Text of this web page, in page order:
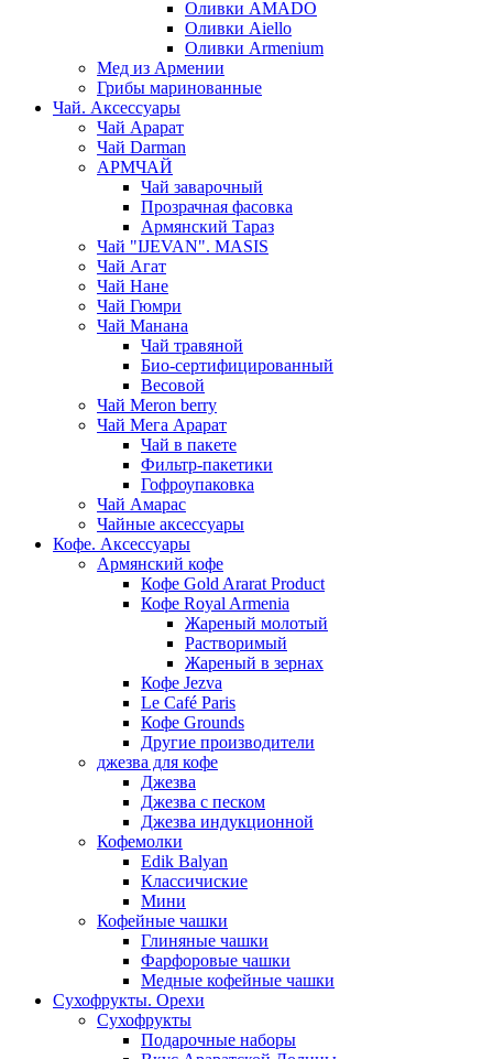
Оливки AMADO
Оливки Aiello
Оливки Armenium
Мед из Армении
Грибы маринованные
Чай. Аксессуары
Чай Арарат
Чай Darman
АРМЧАЙ
Чай заварочный
Прозрачная фасовка
Армянский Тараз
Чай "IJEVAN". MASIS
Чай Агат
Чай Нане
Чай Гюмри
Чай Манана
Чай травяной
Био-сертифицированный
Весовой
Чай Meron berry
Чай Мега Арарат
Чай в пакете
Фильтр-пакетики
Гофроупаковка
Чай Амарас
Чайные аксессуары
Кофе. Аксессуары
Армянский кофе
Кофе Gold Ararat Product
Кофе Royal Armenia
Жареный молотый
Растворимый
Жареный в зернах
Кофе Jezva
Le Café Paris
Кофе Grounds
Другие производители
джезва для кофе
Джезва
Джезва с песком
Джезва индукционной
Кофемолки
Edik Balyan
Классичиские
Мини
Кофейные чашки
Глиняные чашки
Фарфоровые чашки
Медные кофейные чашки
Сухофрукты. Орехи
Сухофрукты
Подарочные наборы